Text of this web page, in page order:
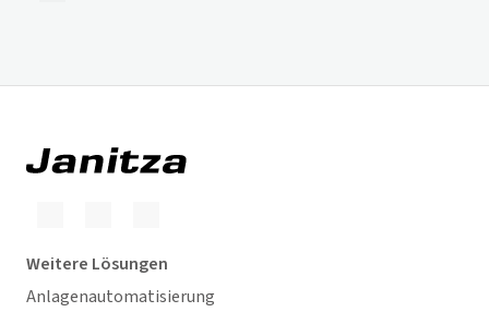
Weitere Lösungen
Anlagenautomatisierung